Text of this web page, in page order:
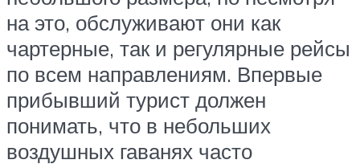
на это, обслуживают они как
чартерные, так и регулярные рейсы
по всем направлениям. Впервые
прибывший турист должен
понимать, что в небольших
воздушных гаванях часто